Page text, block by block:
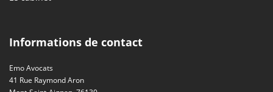
Informations de contact
Emo Avocats
41 Rue Raymond Aron